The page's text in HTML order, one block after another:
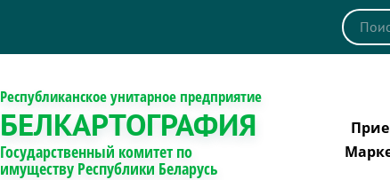
Республиканское унитарное предприятие
БЕЛКАРТОГРАФИЯ
Государственный комитет по
имуществу Республики Беларусь